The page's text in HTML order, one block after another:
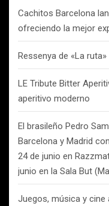
Cachitos Barcelona
ofreciendo la mejor
Ressenya de «La
LE Tribute Bitter
aperitivo moderno
El brasileño Pedro
Barcelona y Madrid
24 de junio en
junio en la Sala But
Juegos, música y cine